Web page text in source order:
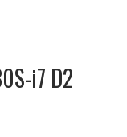
i7 D2